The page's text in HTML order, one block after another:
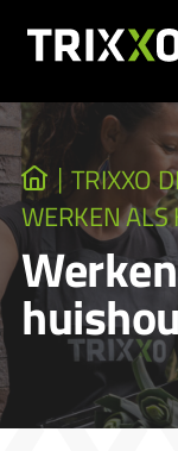
TRIXXO
WERKEN